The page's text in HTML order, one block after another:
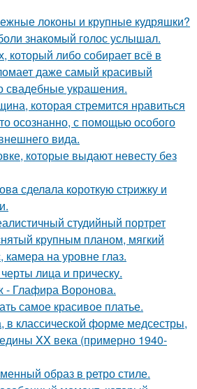
локоны и крупные кудряшки?
знакомый голос услышал.
который либо собирает всё в
даже самый красивый
свадебные украшения.
которая стремится нравиться
осознанно, с помощью особого
вида.
которые выдают невесту без
сделaла кoроткую стpижку и
студийный портрет
крупным планом, мягкий
на уровне глаз.
лица и прическу.
- Глафира Воронова.
самое красивое платье.
классической форме медсестры,
XX века (примерно 1940-
образ в ретро стиле.